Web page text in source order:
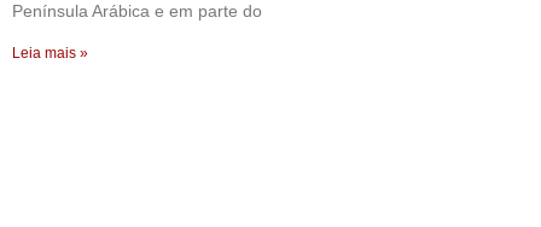
Península Arábica e em parte do
Leia mais »